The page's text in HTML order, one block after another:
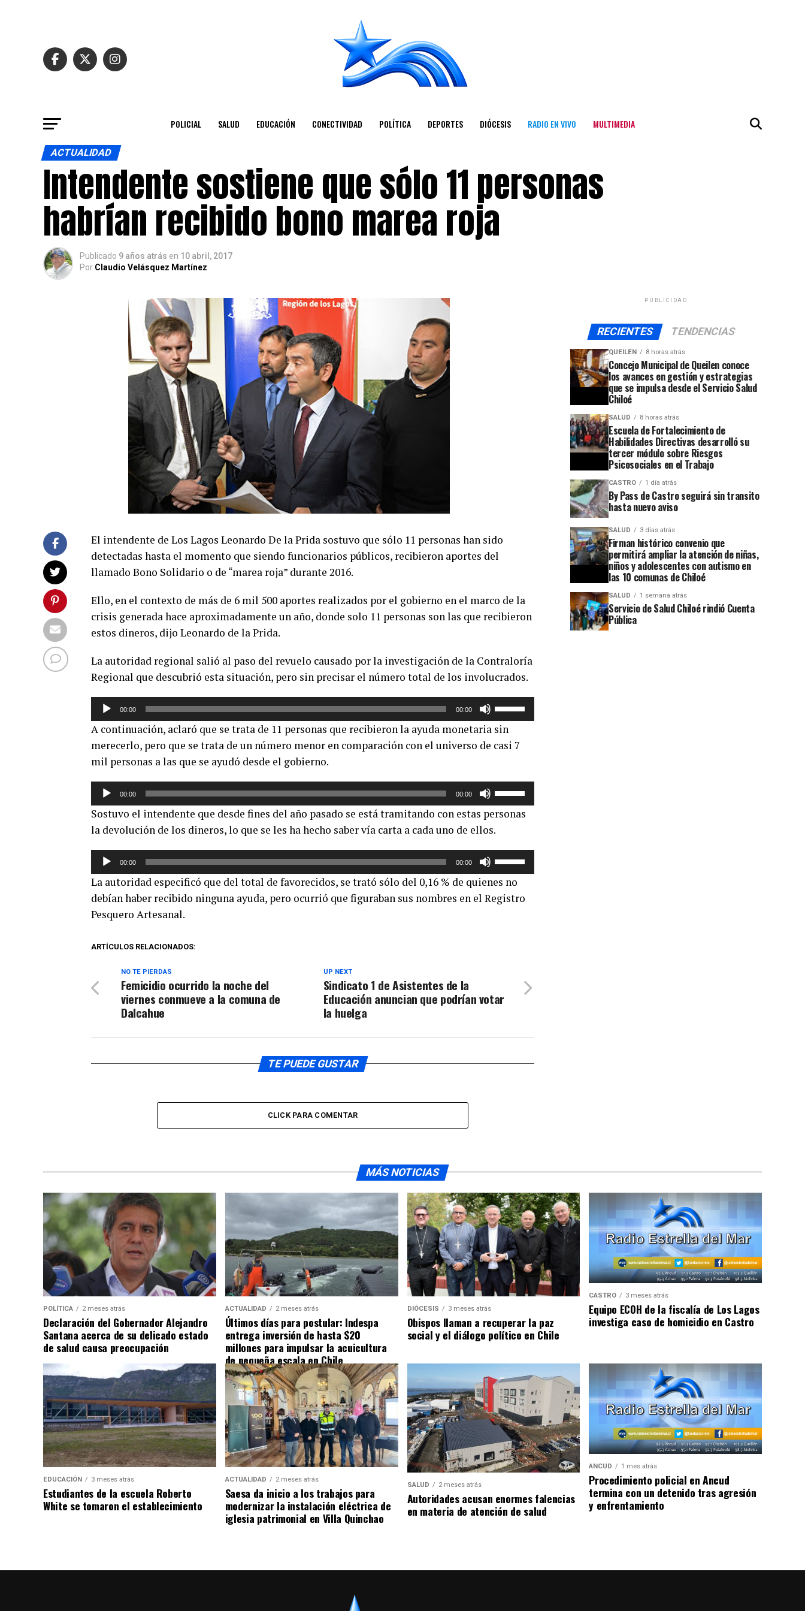
POLICIAL SALUD EDUCACIÓN CONECTIVIDAD POLÍTICA DEPORTES DIÓCESIS RADIO EN VIVO MULTIMEDIA
ACTUALIDAD
Intendente sostiene que sólo 11 personas
habrían recibido bono marea roja
Publicado 9 años atrás en 10 abril, 2017
Por Claudio Velásquez Martínez
El intendente de Los Lagos Leonardo De la Prida sostuvo que sólo 11 personas han sido
detectadas hasta el momento que siendo funcionarios públicos, recibieron aportes del
llamado Bono Solidario o de “marea roja” durante 2016.
Ello, en el contexto de más de 6 mil 500 aportes realizados por el gobierno en el marco de la
crisis generada hace aproximadamente un año, donde solo 11 personas son las que recibieron
estos dineros, dijo Leonardo de la Prida.
La autoridad regional salió al paso del revuelo causado por la investigación de la Contraloría
Regional que descubrió esta situación, pero sin precisar el número total de los involucrados.
Reproductor
audio
00:00 00:00
teclas
de
para
aumentar
o
disminuir
volumen.
A continuación, aclaró que se trata de 11 personas que recibieron la ayuda monetaria sin
merecerlo, pero que se trata de un número menor en comparación con el universo de casi 7
mil personas a las que se ayudó desde el gobierno.
Reproductor
audio
00:00 00:00
teclas
de
arriba/abajo
para
aumentar
o
Sostuvo el intendente que desde fines del año pasado se está tramitando con estas personas
la devolución de los dineros, lo que se les ha hecho saber vía carta a cada uno de ellos.
Reproductor
audio
00:00 00:00
teclas
de
disminuir
el
La autoridad especificó que del total de favorecidos, se trató sólo del 0,16 % de quienes no
debían haber recibido ninguna ayuda, pero ocurrió que figuraban sus nombres en el Registro
Pesquero Artesanal.
ARTÍCULOS RELACIONADOS:
UP NEXT
Sindicato 1 de Asistentes de la
Educación anuncian que podrían votar
la huelga
NO TE PIERDAS
Femicidio ocurrido la noche del
viernes conmueve a la comuna de
Dalcahue
TE PUEDE GUSTAR
CLICK PARA COMENTAR
PUBLICIDAD
RECIENTES TENDENCIAS
QUEILEN 8 horas atrás
Concejo Municipal de Queilen conoce
los avances en gestión y estrategias
que se impulsa desde el Servicio Salud
Chiloé
SALUD 8 horas atrás
Escuela de Fortalecimiento de
Habilidades Directivas desarrolló su
tercer módulo sobre Riesgos
Psicosociales en el Trabajo
CASTRO 1 día atrás
By Pass de Castro seguirá sin transito
hasta nuevo aviso
SALUD 3 días atrás
Firman histórico convenio que
permitirá ampliar la atención de niñas,
niños y adolescentes con autismo en
las 10 comunas de Chiloé
SALUD 1 semana atrás
Servicio de Salud Chiloé rindió Cuenta
Pública
MÁS NOTICIAS
POLÍTICA 2 meses atrás
Declaración del Gobernador Alejandro
Santana acerca de su delicado estado
de salud causa preocupación
ACTUALIDAD 2 meses atrás
Últimos días para postular: Indespa
entrega inversión de hasta $20
millones para impulsar la acuicultura
de pequeña escala en Chile
DIÓCESIS 3 meses atrás
Obispos llaman a recuperar la paz
social y el diálogo político en Chile
CASTRO 3 meses atrás
Equipo ECOH de la fiscalía de Los Lagos
investiga caso de homicidio en Castro
EDUCACIÓN 3 meses atrás
Estudiantes de la escuela Roberto
White se tomaron el establecimiento
ACTUALIDAD 2 meses atrás
Saesa da inicio a los trabajos para
modernizar la instalación eléctrica de
iglesia patrimonial en Villa Quinchao
SALUD 2 meses atrás
Autoridades acusan enormes falencias
en materia de atención de salud
ANCUD 1 mes atrás
Procedimiento policial en Ancud
termina con un detenido tras agresión
y enfrentamiento